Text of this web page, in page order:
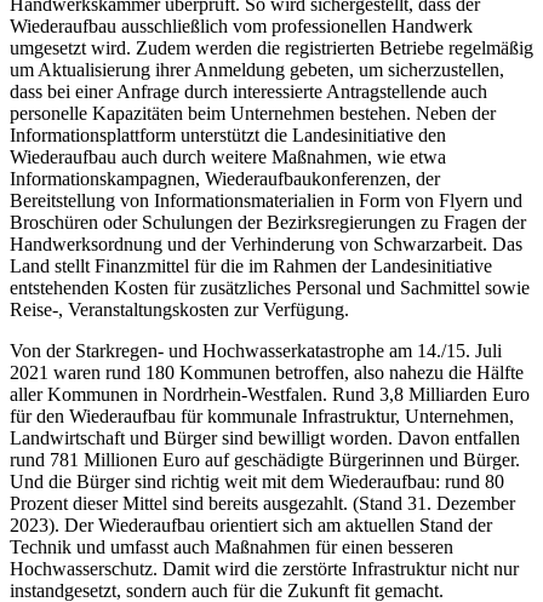
Wiederaufbau ausschließlich vom professionellen Handwerk
umgesetzt wird. Zudem werden die registrierten Betriebe regelmäßig
um Aktualisierung ihrer Anmeldung gebeten, um sicherzustellen,
dass bei einer Anfrage durch interessierte Antragstellende auch
personelle Kapazitäten beim Unternehmen bestehen. Neben der
Informationsplattform unterstützt die Landesinitiative den
Wiederaufbau auch durch weitere Maßnahmen, wie etwa
Informationskampagnen, Wiederaufbaukonferenzen, der
Bereitstellung von Informationsmaterialien in Form von Flyern und
Broschüren oder Schulungen der Bezirksregierungen zu Fragen der
Handwerksordnung und der Verhinderung von Schwarzarbeit. Das
Land stellt Finanzmittel für die im Rahmen der Landesinitiative
entstehenden Kosten für zusätzliches Personal und Sachmittel sowie
Reise-, Veranstaltungskosten zur Verfügung.
Von der Starkregen- und Hochwasserkatastrophe am 14./15. Juli
2021 waren rund 180 Kommunen betroffen, also nahezu die Hälfte
aller Kommunen in Nordrhein-Westfalen. Rund 3,8 Milliarden Euro
für den Wiederaufbau für kommunale Infrastruktur, Unternehmen,
Landwirtschaft und Bürger sind bewilligt worden. Davon entfallen
rund 781 Millionen Euro auf geschädigte Bürgerinnen und Bürger.
Und die Bürger sind richtig weit mit dem Wiederaufbau: rund 80
Prozent dieser Mittel sind bereits ausgezahlt. (Stand 31. Dezember
2023). Der Wiederaufbau orientiert sich am aktuellen Stand der
Technik und umfasst auch Maßnahmen für einen besseren
Hochwasserschutz. Damit wird die zerstörte Infrastruktur nicht nur
instandgesetzt, sondern auch für die Zukunft fit gemacht.